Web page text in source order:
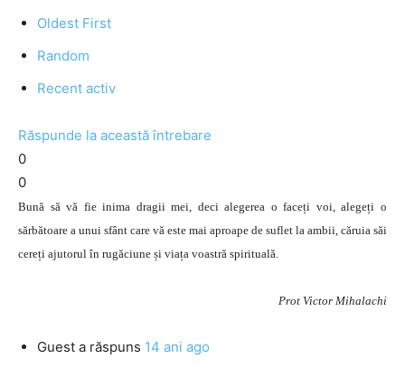
Oldest First
Random
Recent activ
Răspunde la această întrebare
0
0
Bună să vă fie inima dragii mei, deci alegerea o faceți voi, alegeți o
sărbătoare a unui sfânt care vă este mai aproape de suflet la ambii, căruia săi
cereți ajutorul în rugăciune și viața voastră spirituală.
Prot Victor Mihalachi
Guest a răspuns 14 ani ago